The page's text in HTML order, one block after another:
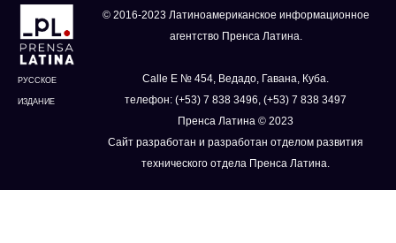
РУССКОЕ
ИЗДАНИЕ
© 2016-2023 Латиноамериканское информационное
агентство Пренса Латина.
Calle E № 454, Ведадо, Гавана, Куба.
телефон: (+53) 7 838 3496, (+53) 7 838 3497
Пренса Латина © 2023
Сайт разработан и разработан отделом развития
технического отдела Пренса Латина.